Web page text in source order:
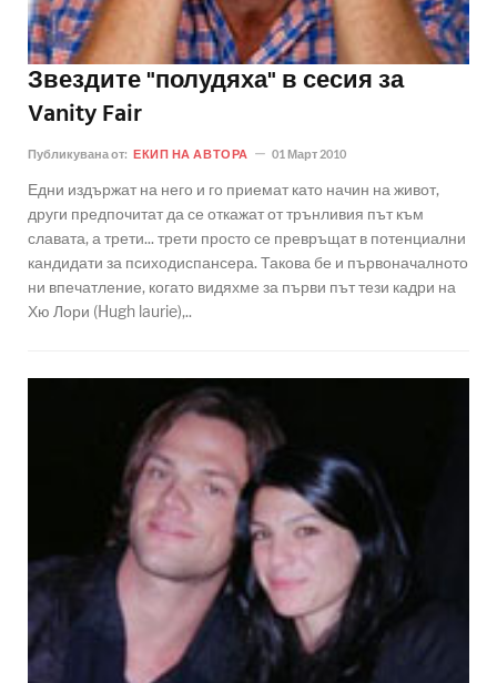
Звездите "полудяха" в сесия за
Vanity Fair
Публикувана от: ЕКИП НА АВТОРА 01 Март 2010
Едни издържат на него и го приемат като начин на живот,
други предпочитат да се откажат от трънливия път към
славата, а трети... трети просто се превръщат в потенциални
кандидати за психодиспансера. Такова бе и първоначалното
ни впечатление, когато видяхме за първи път тези кадри на
Хю Лори (Hugh laurie),..